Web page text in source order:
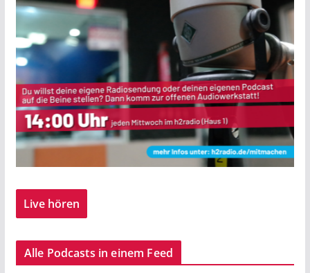
Live hören
Alle Podcasts in einem Feed